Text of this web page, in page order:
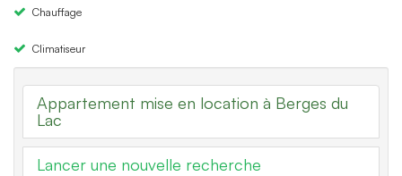
Chauffage
Climatiseur
Appartement mise en location à Berges du
Lac
Lancer une nouvelle recherche